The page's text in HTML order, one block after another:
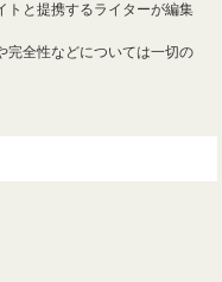
トと提携するライターが編集
完全性などについては一切の